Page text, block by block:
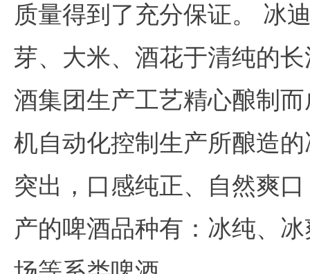
质量得到了充分保证。 冰
芽、大米、酒花于清纯的
酒集团生产工艺精心酿制
机自动化控制生产所酿造
突出，口感纯正、自然爽
产的啤酒品种有：冰纯、